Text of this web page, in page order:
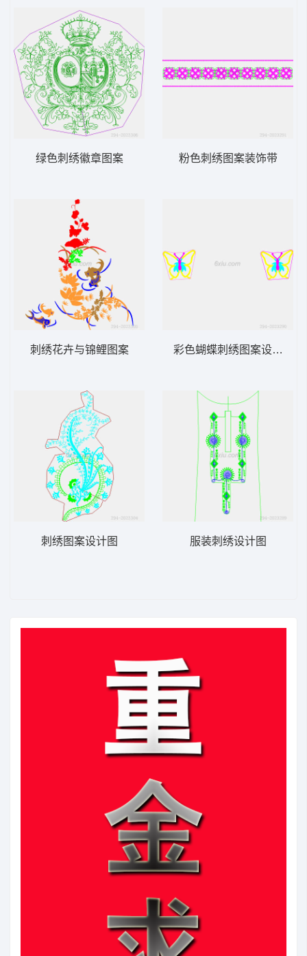
绿色刺绣徽章图案
刺绣花卉与锦鲤图案
刺绣图案设计图
粉色刺绣图案装饰带
彩色蝴蝶刺绣图案设计图
服装刺绣设计图